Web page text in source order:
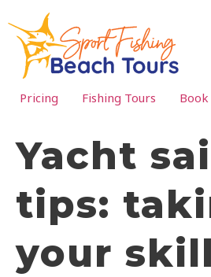
Pricing Fishing Tours
Yacht
tips:
your